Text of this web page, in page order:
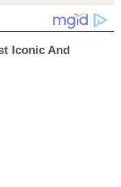
Iconic And